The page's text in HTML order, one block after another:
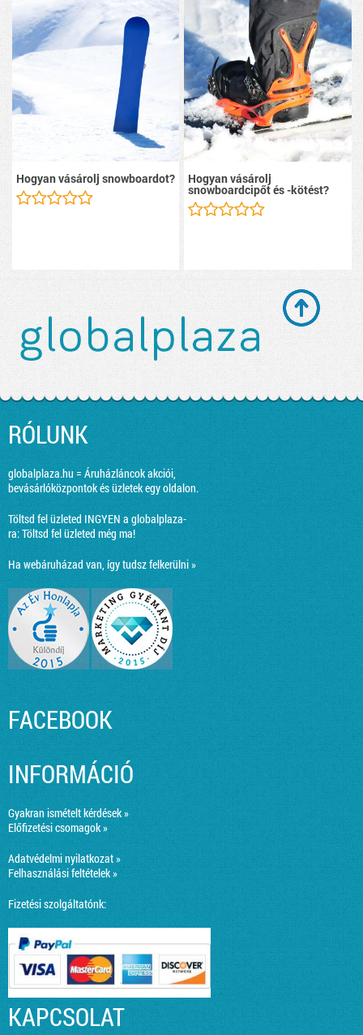
Hogyan vásárolj snowboardot? Hogyan vásárolj
snowboardcipőt és -kötést?
RÓLUNK
globalplaza.hu = Áruházláncok akciói,
bevásárlóközpontok és üzletek egy oldalon.
Töltsd fel üzleted INGYEN a globalplaza-
ra:Töltsd fel üzleted még ma!
Ha webáruházad van, így tudsz felkerülni »
FACEBOOK
INFORMÁCIÓ
Gyakran ismételt kérdések »
Előfizetési csomagok »
Adatvédelmi nyilatkozat »
Felhasználási feltételek »
Fizetési szolgáltatónk:
KAPCSOLAT